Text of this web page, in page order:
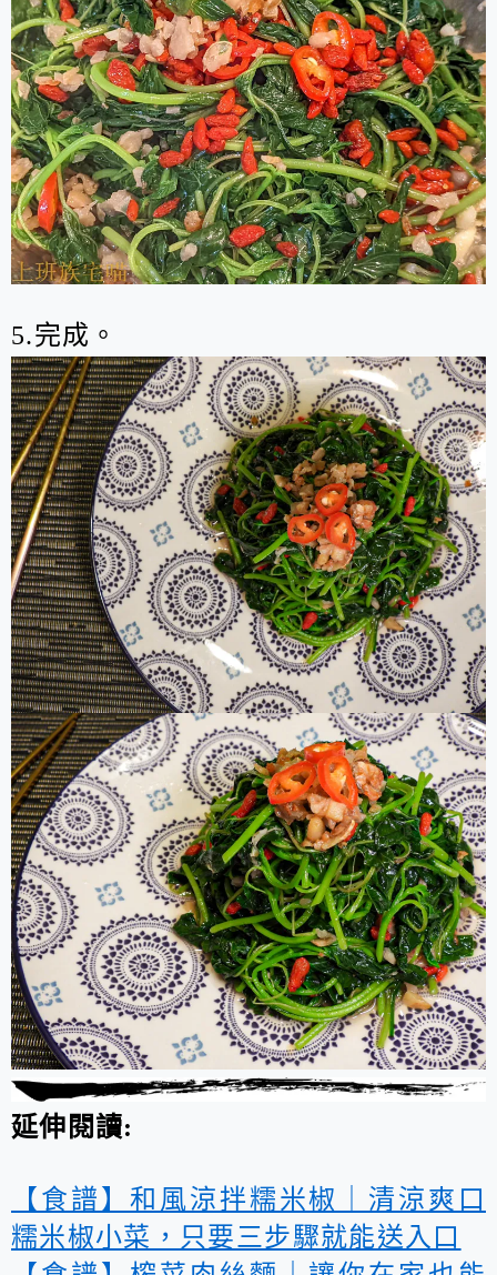
5.完成。
延伸閱讀:
【食譜】和風涼拌糯米椒｜清涼爽口
糯米椒小菜，只要三步驟就能送入口